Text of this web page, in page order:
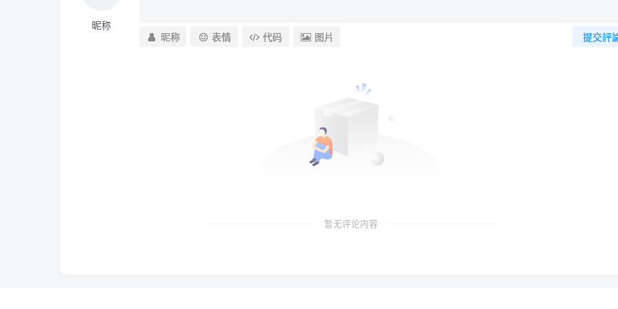
昵称
提交評
昵称 表情 代码 图片
暂无评论内容